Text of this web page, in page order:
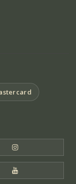
Instagram
YouTube Templo